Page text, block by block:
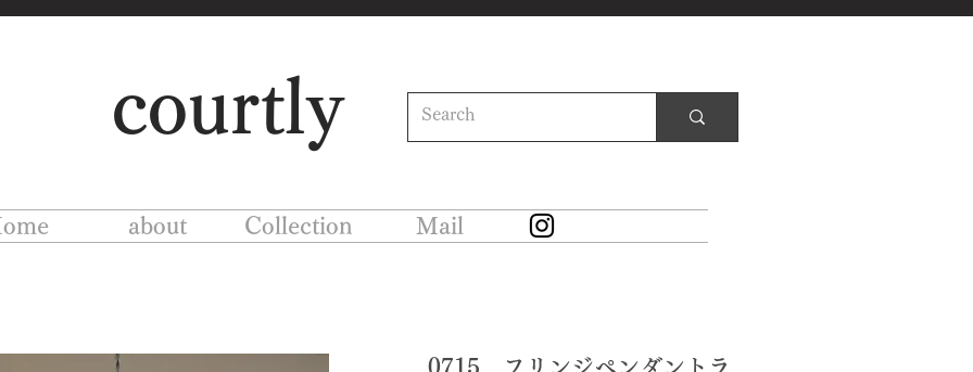
courtly
about Collection Mail
0715 フリンジペンダントラ